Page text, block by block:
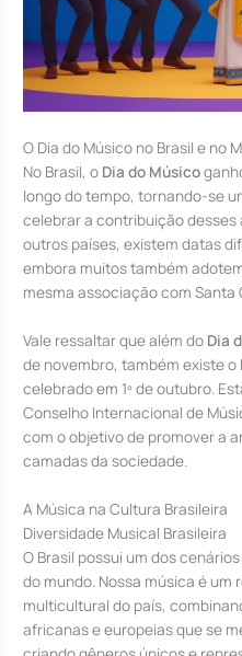
O Dia do Músico no Brasil e no
No Brasil, o Dia do Músico
longo do tempo, tornando-se
celebrar a contribuição
outros países, existem datas
embora muitos também
mesma associação com Santa
Vale ressaltar que além do Dia
de novembro, também existe o
celebrado em 1º de outubro.
Conselho Internacional de
com o objetivo de promover a
camadas da sociedade.
A Música na Cultura Brasileira
Diversidade Musical Brasileira
O Brasil possui um dos
do mundo. Nossa música é
multicultural do país,
africanas e europeias que se